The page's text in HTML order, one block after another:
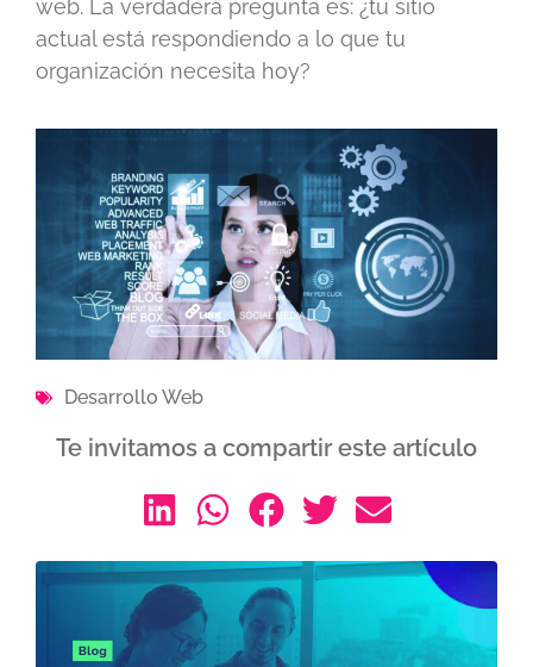
web. La verdadera pregunta es: ¿tu sitio
actual está respondiendo a lo que tu
organización necesita hoy?
Desarrollo Web
Te invitamos a compartir este artículo